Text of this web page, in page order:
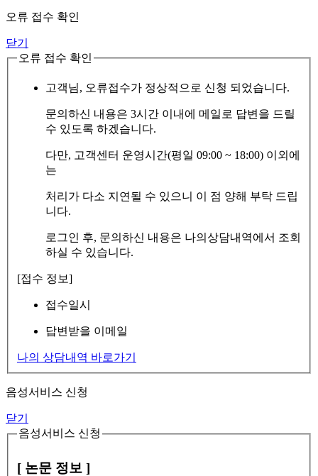
오류 접수 확인
닫기
오류 접수 확인
고객님, 오류접수가 정상적으로 신청 되었습니다.
문의하신 내용은 3시간 이내에 메일로 답변을 드릴
수 있도록 하겠습니다.
다만, 고객센터 운영시간(평일 09:00 ~ 18:00) 이외에
는
처리가 다소 지연될 수 있으니 이 점 양해 부탁 드립
니다.
로그인 후, 문의하신 내용은 나의상담내역에서 조회
하실 수 있습니다.
[접수 정보]
접수일시
답변받을 이메일
나의 상담내역 바로가기
음성서비스 신청
닫기
음성서비스 신청
[ 논문 정보 ]